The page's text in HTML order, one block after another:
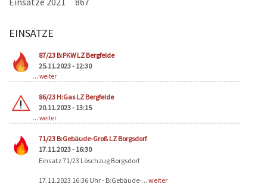
EINSÄTZE
87/23 B:PKW LZ Bergfelde
25.11.2023 - 12:30
... weiter
86/23 H:Gas LZ Bergfelde
20.11.2023 - 13:15
... weiter
71/23 B:Gebäude-Groß LZ Borgsdorf
17.11.2023 - 16:30
Einsatz 71/23 Löschzug Borgsdorf
17.11.2023 16:36 Uhr - B:Gebäude-... weiter
Seiten